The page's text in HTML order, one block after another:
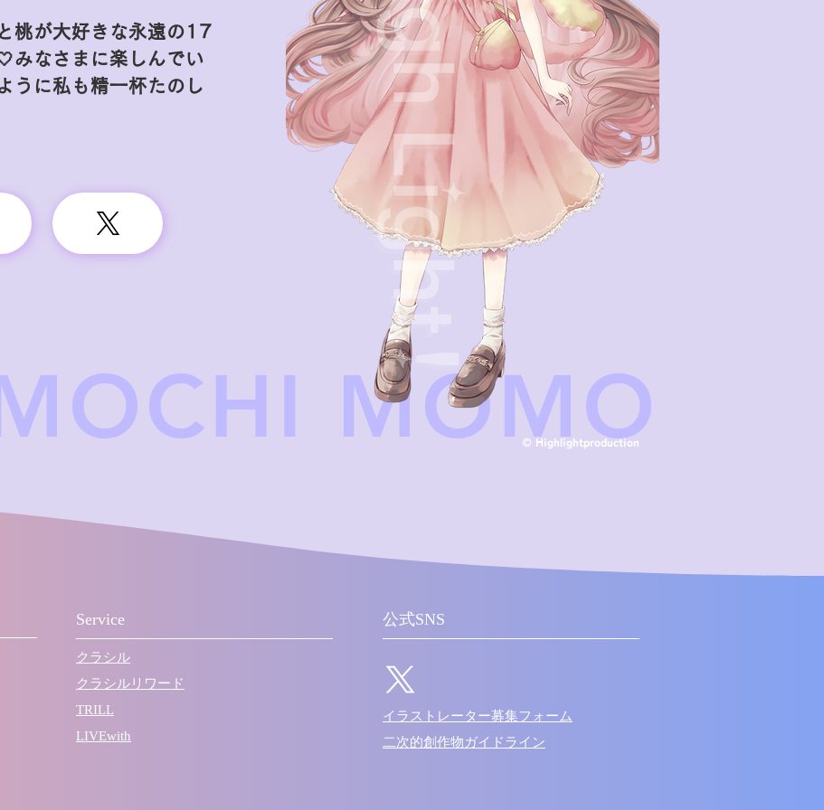
MOMO
桃が大好きな永遠の17
みなさまに楽しんでい
うに私も精一杯たのし
© Highlightproduction
Service
クラシル
クラシルリワード
TRILL
LIVEwith
公式SNS
​イラストレーター募集フォーム
​二次的創作物ガイドライン